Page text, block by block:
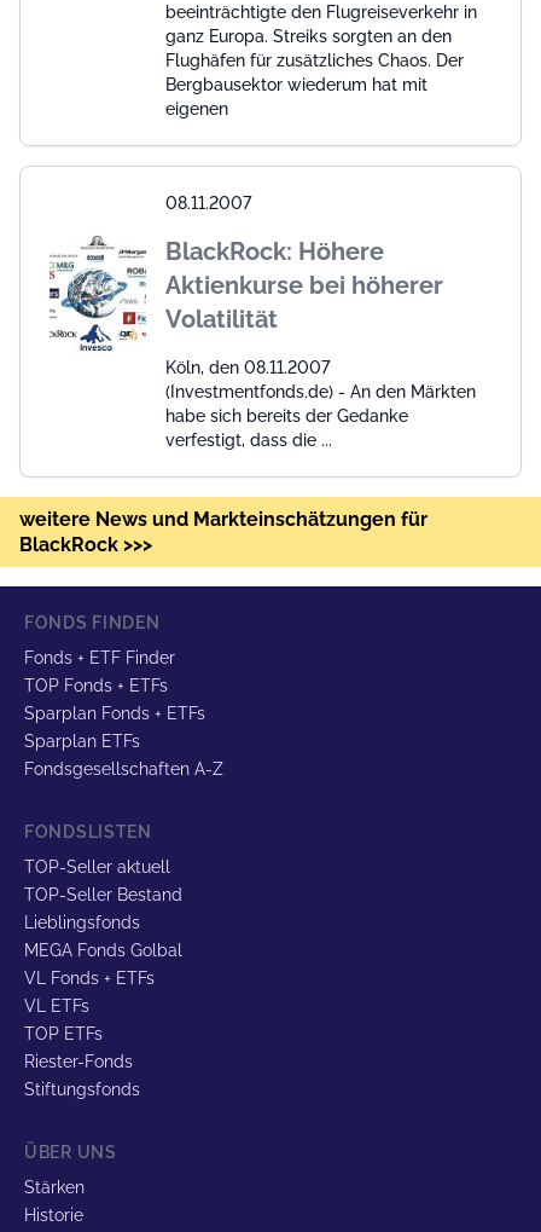
beeinträchtigte den Flugreiseverkehr in
ganz Europa. Streiks sorgten an den
Flughäfen für zusätzliches Chaos. Der
Bergbausektor wiederum hat mit
eigenen
08.11.2007
BlackRock: Höhere
Aktienkurse bei höherer
Volatilität
Köln, den 08.11.2007
(Investmentfonds.de) - An den Märkten
habe sich bereits der Gedanke
verfestigt, dass die ...
weitere News und Markteinschätzungen für
BlackRock >>>
FONDS FINDEN
Fonds + ETF Finder
TOP Fonds + ETFs
Sparplan Fonds + ETFs
Sparplan ETFs
Fondsgesellschaften A-Z
FONDSLISTEN
TOP-Seller aktuell
TOP-Seller Bestand
Lieblingsfonds
MEGA Fonds Golbal
VL Fonds + ETFs
VL ETFs
TOP ETFs
Riester-Fonds
Stiftungsfonds
ÜBER UNS
Stärken
Historie